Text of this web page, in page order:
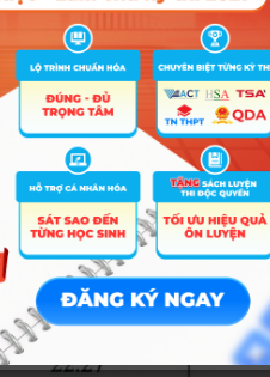
2 + điểm kỳ 1 năm lớp 12 môn
3 + điểm kỳ 1 năm lớp 12 môn
sinh hiện hành.
Công Đoàn như sau: